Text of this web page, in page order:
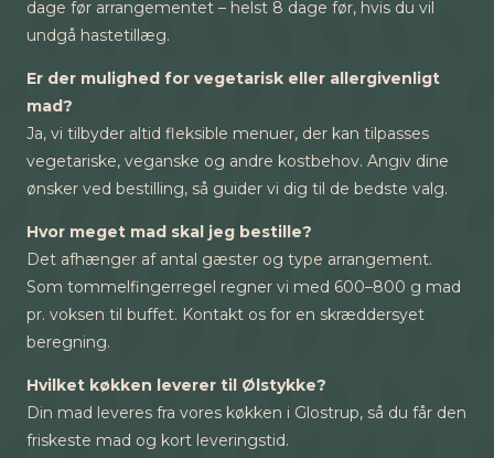
dage før arrangementet – helst 8 dage før, hvis du vil
undgå hastetillæg.
Er der mulighed for vegetarisk eller allergivenligt
mad?
Ja, vi tilbyder altid fleksible menuer, der kan tilpasses
vegetariske, veganske og andre kostbehov. Angiv dine
ønsker ved bestilling, så guider vi dig til de bedste valg.
Hvor meget mad skal jeg bestille?
Det afhænger af antal gæster og type arrangement.
Som tommelfingerregel regner vi med 600–800 g mad
pr. voksen til buffet. Kontakt os for en skræddersyet
beregning.
Hvilket køkken leverer til Ølstykke?
Din mad leveres fra vores køkken i Glostrup, så du får den
friskeste mad og kort leveringstid.